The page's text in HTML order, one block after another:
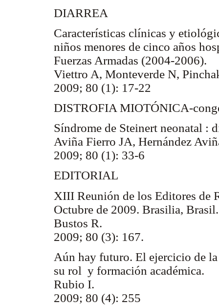
DIARREA
Características clínicas y
niños menores de cinco años
Fuerzas Armadas (2004-2006).
Viettro A, Monteverde N,
2009; 80 (1): 17-22
DISTROFIA MIOTÓNICA-
Síndrome de Steinert neonatal :
Aviña Fierro JA, Hernández
2009; 80 (1): 33-6
EDITORIAL
XIII Reunión de los Editores de
Octubre de 2009. Brasilia, Brasil.
Bustos R.
2009; 80 (3): 167.
Aún hay futuro. El ejercicio de
su rol y formación académica.
Rubio I.
2009; 80 (4): 255